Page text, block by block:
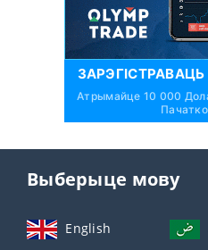
ЗАРЭГІСТРАВАЦЬ
Атрымайце 10 000
Выберыце мову
English